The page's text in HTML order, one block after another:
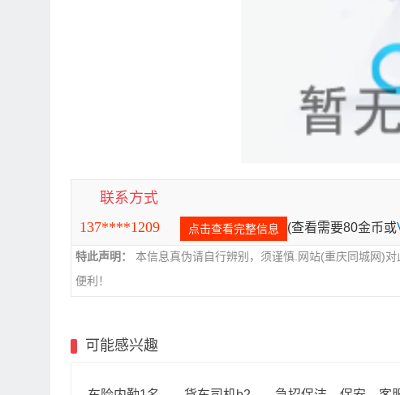
联系方式
137****1209
点击查看完整信息 (查看需要80金币或
特此声明：
本信息真伪请自行辨别，须谨慎.网站(重庆同城网)
便利！
可能感兴趣